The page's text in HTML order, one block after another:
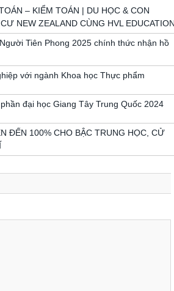
– KIỂM TOÁN | DU HỌC & CON
NEW ZEALAND CÙNG HVL
Tiên Phong 2025 chính thức nhận hồ
với ngành Khoa học Thực phẩm
đại học Giang Tây Trung Quốc 2024
ĐẾN 100% CHO BẬC TRUNG HỌC, CỬ